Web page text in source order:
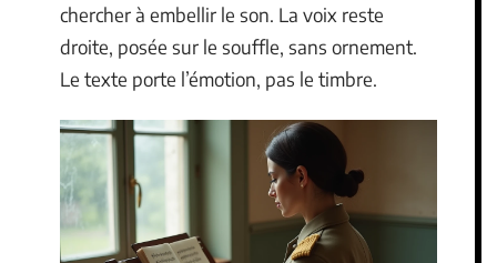
chercher à embellir le son. La voix reste
droite, posée sur le souffle, sans ornement.
Le texte porte l’émotion, pas le timbre.